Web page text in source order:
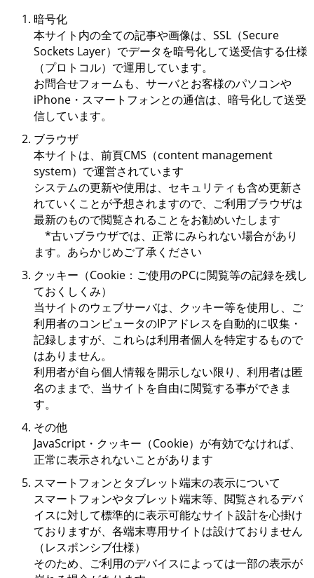
暗号化
本サイト内の全ての記事や画像は、SSL（Secure
Sockets Layer）でデータを暗号化して送受信する仕様
（プロトコル）で運用しています。
お問合せフォームも、サーバとお客様のパソコンや
iPhone・スマートフォンとの通信は、暗号化して送受
信しています。
ブラウザ
本サイトは、前頁CMS（content management
system）で運営されています
システムの更新や使用は、セキュリティも含め更新さ
れていくことが予想されますので、ご利用ブラウザは
最新のもので閲覧されることをお勧めいたします
*古いブラウザでは、正常にみられない場合があり
ます。あらかじめご了承ください
クッキー（Cookie：ご使用のPCに閲覧等の記録を残し
ておくしくみ）
当サイトのウェブサーバは、クッキー等を使用し、ご
利用者のコンピュータのIPアドレスを自動的に収集・
記録しますが、これらは利用者個人を特定するもので
はありません。
利用者が自ら個人情報を開示しない限り、利用者は匿
名のままで、当サイトを自由に閲覧する事ができま
す。
その他
JavaScript・クッキー（Cookie）が有効でなければ、
正常に表示されないことがあります
スマートフォンとタブレット端末の表示について
スマートフォンやタブレット端末等、閲覧されるデバ
イスに対して標準的に表示可能なサイト設計を心掛け
ておりますが、各端末専用サイトは設けておりません
（レスポンシブ仕様）
そのため、ご利用のデバイスによっては一部の表示が